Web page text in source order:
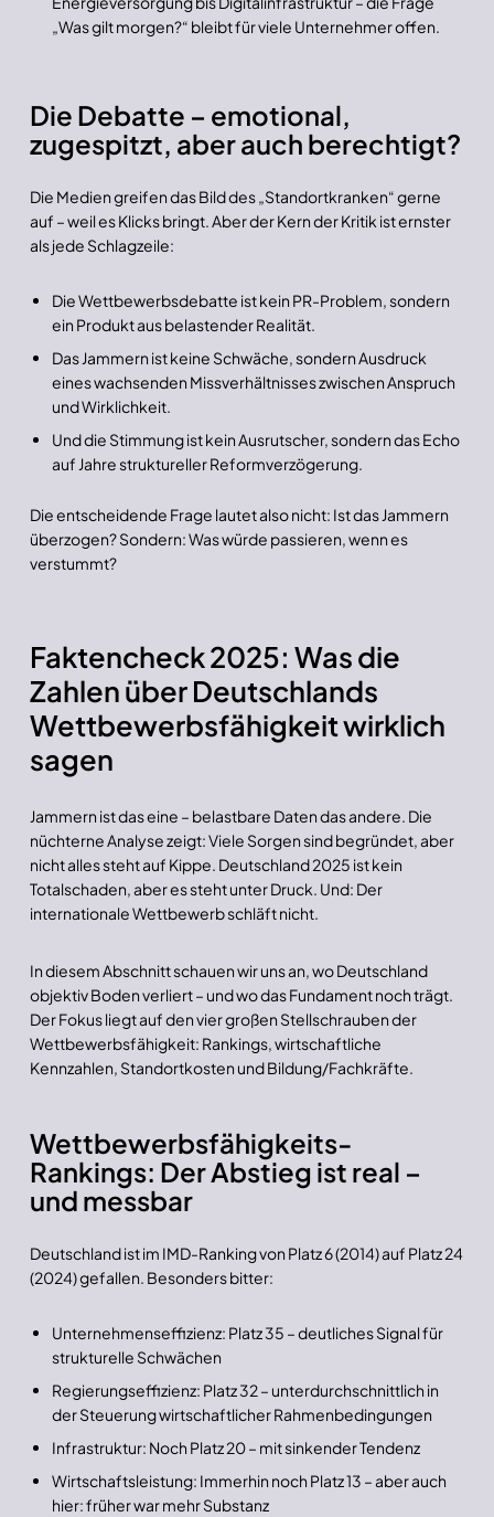
„Was gilt morgen?“ bleibt für viele Unternehmer offen.
Die Debatte – emotional,
zugespitzt, aber auch berechtigt?
Die Medien greifen das Bild des „Standortkranken“ gerne
auf – weil es Klicks bringt. Aber der Kern der Kritik ist ernster
als jede Schlagzeile:
Die Wettbewerbsdebatte ist kein PR-Problem, sondern
ein Produkt aus belastender Realität.
Das Jammern ist keine Schwäche, sondern Ausdruck
eines wachsenden Missverhältnisses zwischen Anspruch
und Wirklichkeit.
Und die Stimmung ist kein Ausrutscher, sondern das Echo
auf Jahre struktureller Reformverzögerung.
Die entscheidende Frage lautet also nicht: Ist das Jammern
überzogen? Sondern: Was würde passieren, wenn es
verstummt?
Faktencheck 2025: Was die
Zahlen über Deutschlands
Wettbewerbsfähigkeit wirklich
sagen
Jammern ist das eine – belastbare Daten das andere. Die
nüchterne Analyse zeigt: Viele Sorgen sind begründet, aber
nicht alles steht auf Kippe. Deutschland 2025 ist kein
Totalschaden, aber es steht unter Druck. Und: Der
internationale Wettbewerb schläft nicht.
In diesem Abschnitt schauen wir uns an, wo Deutschland
objektiv Boden verliert – und wo das Fundament noch trägt.
Der Fokus liegt auf den vier großen Stellschrauben der
Wettbewerbsfähigkeit: Rankings, wirtschaftliche
Kennzahlen, Standortkosten und Bildung/Fachkräfte.
Wettbewerbsfähigkeits-
Rankings: Der Abstieg ist real –
und messbar
Deutschland ist im IMD-Ranking von Platz 6 (2014) auf Platz 24
(2024) gefallen. Besonders bitter:
Unternehmenseffizienz: Platz 35 – deutliches Signal für
strukturelle Schwächen
Regierungseffizienz: Platz 32 – unterdurchschnittlich in
der Steuerung wirtschaftlicher Rahmenbedingungen
Infrastruktur: Noch Platz 20 – mit sinkender Tendenz
Wirtschaftsleistung: Immerhin noch Platz 13 – aber auch
hier: früher war mehr Substanz